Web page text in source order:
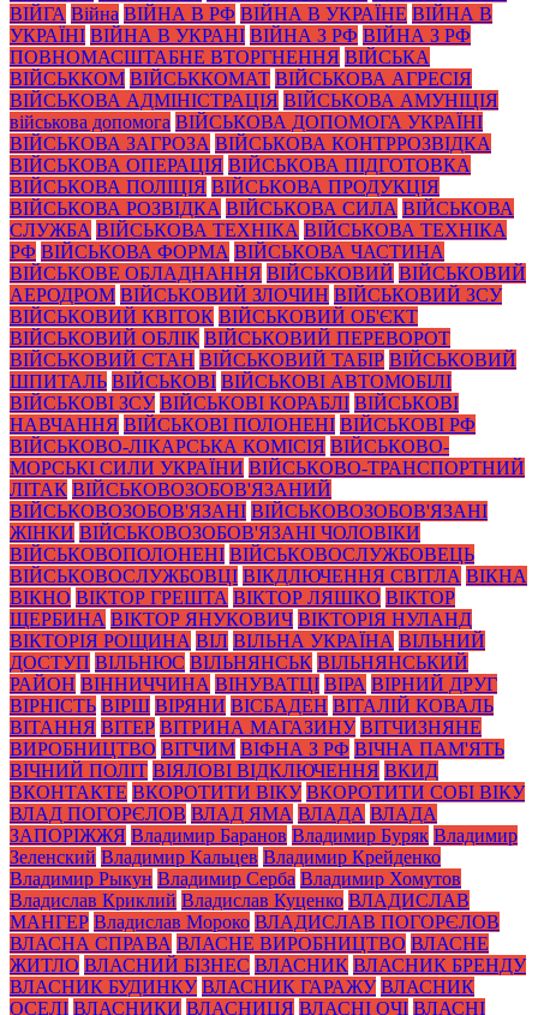
ВІЙГА Війна ВІЙНА В РФ ВІЙНА В УКРАЇНЕ ВІЙНА В
УКРАЇНІ ВІЙНА В УКРАНІ ВІЙНА З РФ ВІЙНА З РФ
ПОВНОМАСШТАБНЕ ВТОРГНЕННЯ ВІЙСЬКА
ВІЙСЬККОМ ВІЙСЬККОМАТ ВІЙСЬКОВА АГРЕСІЯ
ВІЙСЬКОВА АДМІНІСТРАЦІЯ ВІЙСЬКОВА АМУНІЦІЯ
військова допомога ВІЙСЬКОВА ДОПОМОГА УКРАЇНІ
ВІЙСЬКОВА ЗАГРОЗА ВІЙСЬКОВА КОНТРРОЗВІДКА
ВІЙСЬКОВА ОПЕРАЦІЯ ВІЙСЬКОВА ПІДГОТОВКА
ВІЙСЬКОВА ПОЛІЦІЯ ВІЙСЬКОВА ПРОДУКЦІЯ
ВІЙСЬКОВА РОЗВІДКА ВІЙСЬКОВА СИЛА ВІЙСЬКОВА
СЛУЖБА ВІЙСЬКОВА ТЕХНІКА ВІЙСЬКОВА ТЕХНІКА
РФ ВІЙСЬКОВА ФОРМА ВІЙСЬКОВА ЧАСТИНА
ВІЙСЬКОВЕ ОБЛАДНАННЯ ВІЙСЬКОВИЙ ВІЙСЬКОВИЙ
АЕРОДРОМ ВІЙСЬКОВИЙ ЗЛОЧИН ВІЙСЬКОВИЙ ЗСУ
ВІЙСЬКОВИЙ КВІТОК ВІЙСЬКОВИЙ ОБ'ЄКТ
ВІЙСЬКОВИЙ ОБЛІК ВІЙСЬКОВИЙ ПЕРЕВОРОТ
ВІЙСЬКОВИЙ СТАН ВІЙСЬКОВИЙ ТАБІР ВІЙСЬКОВИЙ
ШПИТАЛЬ ВІЙСЬКОВІ ВІЙСЬКОВІ АВТОМОБІЛІ
ВІЙСЬКОВІ ЗСУ ВІЙСЬКОВІ КОРАБЛІ ВІЙСЬКОВІ
НАВЧАННЯ ВІЙСЬКОВІ ПОЛОНЕНІ ВІЙСЬКОВІ РФ
ВІЙСЬКОВО-ЛІКАРСЬКА КОМІСІЯ ВІЙСЬКОВО-
МОРСЬКІ СИЛИ УКРАЇНИ ВІЙСЬКОВО-ТРАНСПОРТНИЙ
ЛІТАК ВІЙСЬКОВОЗОБОВ'ЯЗАНИЙ
ВІЙСЬКОВОЗОБОВ'ЯЗАНІ ВІЙСЬКОВОЗОБОВ'ЯЗАНІ
ЖІНКИ ВІЙСЬКОВОЗОБОВ'ЯЗАНІ ЧОЛОВІКИ
ВІЙСЬКОВОПОЛОНЕНІ ВІЙСЬКОВОСЛУЖБОВЕЦЬ
ВІЙСЬКОВОСЛУЖБОВЦІ ВІКДЛЮЧЕННЯ СВІТЛА ВІКНА
ВІКНО ВІКТОР ГРЕШТА ВІКТОР ЛЯШКО ВІКТОР
ЩЕРБИНА ВІКТОР ЯНУКОВИЧ ВІКТОРІЯ НУЛАНД
ВІКТОРІЯ РОЩИНА ВІЛ ВІЛЬНА УКРАЇНА ВІЛЬНИЙ
ДОСТУП ВІЛЬНЮС ВІЛЬНЯНСЬК ВІЛЬНЯНСЬКИЙ
РАЙОН ВІННИЧЧИНА ВІНУВАТЦІ ВІРА ВІРНИЙ ДРУГ
ВІРНІСТЬ ВІРШ ВІРЯНИ ВІСБАДЕН ВІТАЛІЙ КОВАЛЬ
ВІТАННЯ ВІТЕР ВІТРИНА МАГАЗИНУ ВІТЧИЗНЯНЕ
ВИРОБНИЦТВО ВІТЧИМ ВІФНА З РФ ВІЧНА ПАМ'ЯТЬ
ВІЧНИЙ ПОЛІТ ВІЯЛОВІ ВІДКЛЮЧЕННЯ ВКИД
ВКОНТАКТЕ ВКОРОТИТИ ВІКУ ВКОРОТИТИ СОБІ ВІКУ
ВЛАД ПОГОРЄЛОВ ВЛАД ЯМА ВЛАДА ВЛАДА
ЗАПОРІЖЖЯ Владимир Баранов Владимир Буряк Владимир
Зеленский Владимир Кальцев Владимир Крейденко
Владимир Рыкун Владимир Серба Владимир Хомутов
Владислав Криклий Владислав Куценко ВЛАДИСЛАВ
МАНГЕР Владислав Мороко ВЛАДИСЛАВ ПОГОРЄЛОВ
ВЛАСНА СПРАВА ВЛАСНЕ ВИРОБНИЦТВО ВЛАСНЕ
ЖИТЛО ВЛАСНИЙ БІЗНЕС ВЛАСНИК ВЛАСНИК БРЕНДУ
ВЛАСНИК БУДИНКУ ВЛАСНИК ГАРАЖУ ВЛАСНИК
ОСЕЛІ ВЛАСНИКИ ВЛАСНИЦЯ ВЛАСНІ ОЧІ ВЛАСНІ